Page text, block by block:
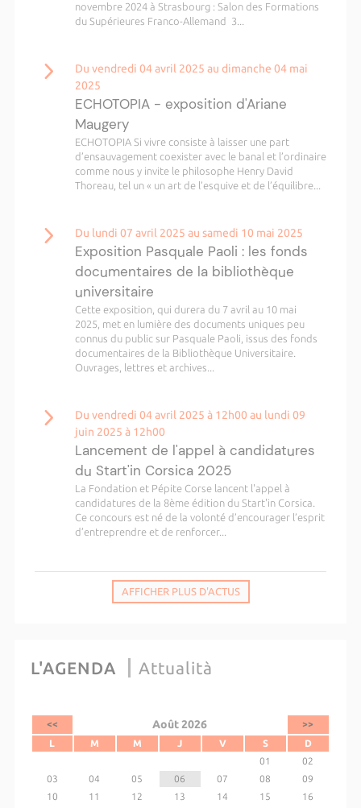
novembre 2024 à Strasbourg : Salon des Formations
du Supérieures Franco-Allemand 3...
Du vendredi 04 avril 2025 au dimanche 04 mai
2025
ECHOTOPIA - exposition d'Ariane
Maugery
ECHOTOPIA Si vivre consiste à laisser une part
d’ensauvagement coexister avec le banal et l’ordinaire
comme nous y invite le philosophe Henry David
Thoreau, tel un « un art de l’esquive et de l’équilibre...
Du lundi 07 avril 2025 au samedi 10 mai 2025
Exposition Pasquale Paoli : les fonds
documentaires de la bibliothèque
universitaire
Cette exposition, qui durera du 7 avril au 10 mai
2025, met en lumière des documents uniques peu
connus du public sur Pasquale Paoli, issus des fonds
documentaires de la Bibliothèque Universitaire.
Ouvrages, lettres et archives...
Du vendredi 04 avril 2025 à 12h00 au lundi 09
juin 2025 à 12h00
Lancement de l'appel à candidatures
du Start'in Corsica 2025
La Fondation et Pépite Corse lancent l'appel à
candidatures de la 8ème édition du Start'in Corsica.
Ce concours est né de la volonté d’encourager l’esprit
d’entreprendre et de renforcer...
AFFICHER PLUS D'ACTUS
L'AGENDA Attualità
<< Août 2026
>>
L
M M J V S
D
01
02
03
04 05 06 07 08
09
10
11 12 13 14 15
16